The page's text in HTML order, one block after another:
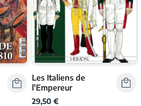
Les Italiens de
l'Empereur
29,50 €